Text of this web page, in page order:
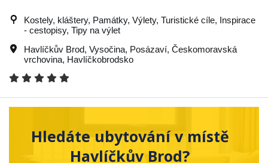
Kostely, kláštery, Památky, Výlety, Turistické cíle, Inspirace
- cestopisy, Tipy na výlet
Havlíčkův Brod, Vysočina, Posázaví, Českomoravská
vrchovina, Havlíčkobrodsko
Hledáte ubytování v místě
Havlíčkův Brod?